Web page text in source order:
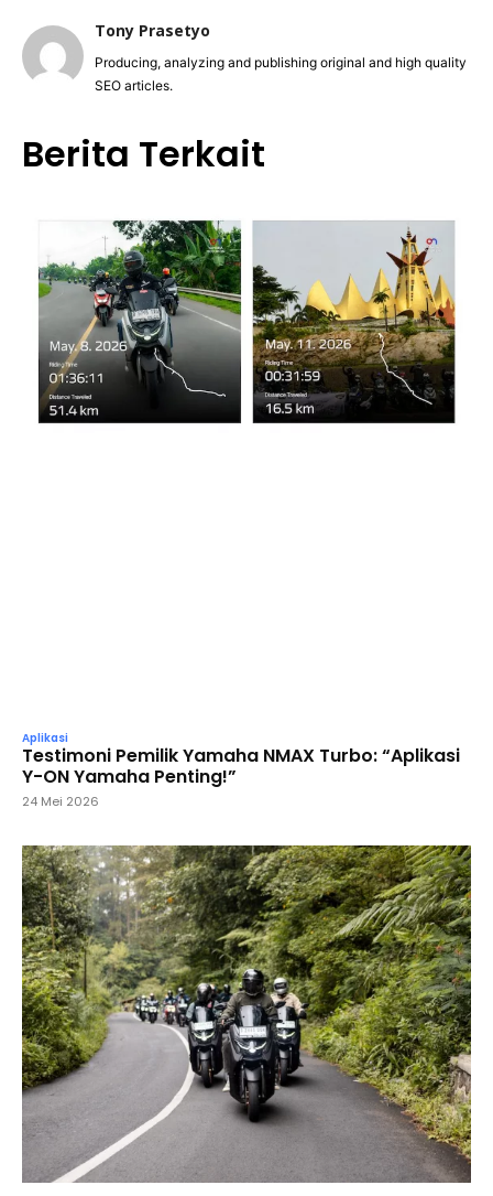
Tony Prasetyo
Producing, analyzing and publishing original and high quality
SEO articles.
Berita Terkait
Aplikasi
Testimoni Pemilik Yamaha NMAX Turbo: “Aplikasi
Y-ON Yamaha Penting!”
24 Mei 2026